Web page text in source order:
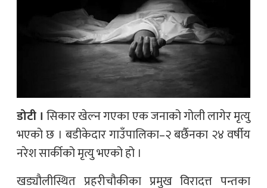
डोटी । सिकार खेल्न गएका एक जनाको गोली लागेर मृत्यु
भएको छ । बडीकेदार गाउँपालिका–२ बर्छैनका २४ वर्षीय
नरेश सार्कीको मृत्यु भएको हो ।
खड्यौलीस्थित प्रहरीचौकीका प्रमुख विरादत्त पन्तका